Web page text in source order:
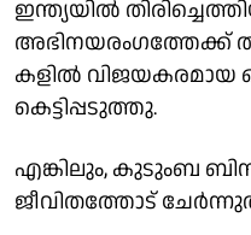
ഇന്ത്യയിൽ
അഭിനയരംഗത്തേക്ക്
കളിൽ വിജയകരമായ
കെട്ടിപ്പടുത്തു.
എങ്കിലും, കുടുംബ
ജീവിതത്തോട്